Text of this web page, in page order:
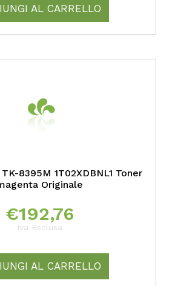
AL CARRELLO
8395M 1T02XDBNL1 Toner
Originale
€192,76
Iva Esclusa
AL CARRELLO